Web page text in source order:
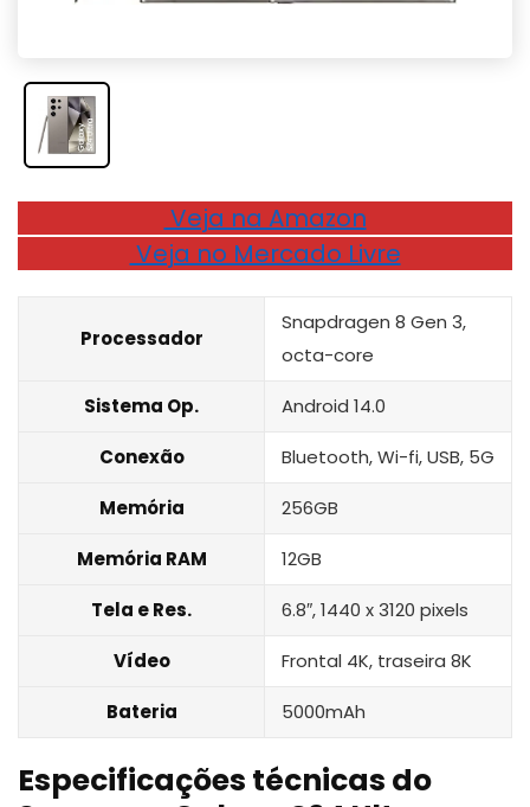
Veja na Amazon
Veja no Mercado Livre
Processador
Snapdragen 8 Gen 3,
octa-core
Sistema Op. Android 14.0
Conexão ‎Bluetooth, Wi-fi, USB, 5G
Memória 256GB
Memória RAM 12GB
Tela e Res. 6.8″, ‎1440 x 3120 pixels
Vídeo Frontal 4K, traseira 8K
Bateria 5000mAh
Especificações técnicas do